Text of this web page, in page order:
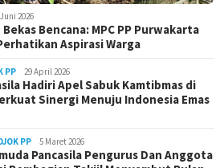
2026
Bencana: MPC PP Purwakarta
Aspirasi Warga
PP 29 April 2026
Hadiri Apel Sabuk Kamtibmas di
Sinergi Menuju Indonesia Emas
PP 5 Maret 2026
Pancasila Pengurus Dan Anggota